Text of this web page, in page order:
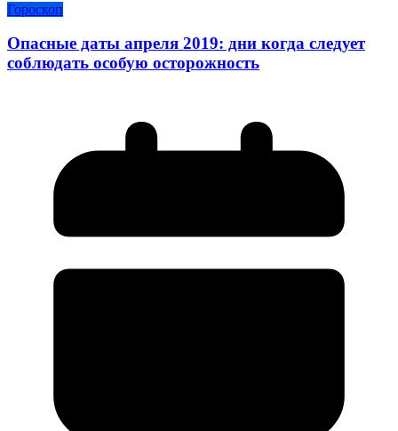
Гороскоп
Опасные даты апреля 2019: дни когда следует
соблюдать особую осторожность